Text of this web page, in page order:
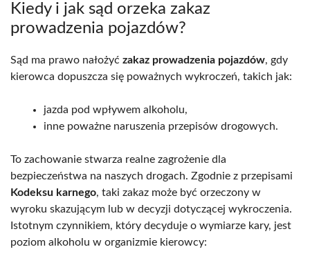
Kiedy i jak sąd orzeka zakaz
prowadzenia pojazdów?
Sąd ma prawo nałożyć zakaz prowadzenia pojazdów, gdy
kierowca dopuszcza się poważnych wykroczeń, takich jak:
jazda pod wpływem alkoholu,
inne poważne naruszenia przepisów drogowych.
To zachowanie stwarza realne zagrożenie dla
bezpieczeństwa na naszych drogach. Zgodnie z przepisami
Kodeksu karnego, taki zakaz może być orzeczony w
wyroku skazującym lub w decyzji dotyczącej wykroczenia.
Istotnym czynnikiem, który decyduje o wymiarze kary, jest
poziom alkoholu w organizmie kierowcy: